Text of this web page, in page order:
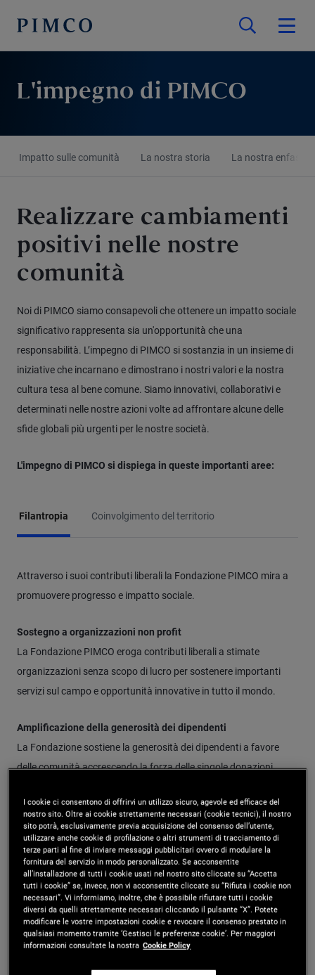
L'impegno di PIMCO
Impatto sulle comunità La nostra storia La nostra enfasi
Realizzare cambiamenti
positivi nelle nostre
comunità
Noi di PIMCO siamo consapevoli che ottenere un impatto sociale
significativo rappresenta sia un'opportunità che una
responsabilità. L’impegno di PIMCO si sostanzia in un insieme di
iniziative che incarnano e dimostrano i nostri valori e la nostra
cultura tesa al bene comune. Siamo innovativi, collaborativi e
determinati nelle nostre azioni volte ad affrontare alcune delle
sfide globali più urgenti per le nostre società.
L'impegno di PIMCO si dispiega in queste importanti aree:
Filantropia Coinvolgimento del territorio
Attraverso i suoi contributi liberali la Fondazione PIMCO mira a
promuovere progresso e impatto sociale.
Sostegno a organizzazioni non profit
La Fondazione PIMCO eroga contributi liberali a stimate
organizzazioni senza scopo di lucro per sostenere importanti
servizi sul campo e opportunità innovative in tutto il mondo.
Amplificazione della generosità dei dipendenti
La Fondazione sostiene la generosità dei dipendenti a favore
delle comunità accrescendo la forza delle singole donazioni.
I cookie ci consentono di offrirvi un utilizzo sicuro, agevole ed efficace del
nostro sito. Oltre ai cookie strettamente necessari (cookie tecnici), il nostro
sito potrà, esclusivamente previa acquisizione del consenso dell’utente,
utilizzare anche cookie di profilazione o altri strumenti di tracciamento di
terze parti al fine di inviare messaggi pubblicitari ovvero di modulare la
fornitura del servizio in modo personalizzato. Se acconsentite
all’installazione di tutti i cookie usati nel nostro sito cliccate su “Accetta
tutti i cookie” se, invece, non vi acconsentite cliccate su “Rifiuta i cookie non
necessari”. Vi informiamo, inoltre, che è possibile rifiutare tutti i cookie
diversi da quelli strettamente necessari cliccando il pulsante “X”. Potete
modificare le vostre impostazioni cookie e revocare il consenso prestato in
qualsiasi momento tramite ‘Gestisci le preferenze cookie’. Per maggiori
informazioni consultate la nostra Cookie Policy